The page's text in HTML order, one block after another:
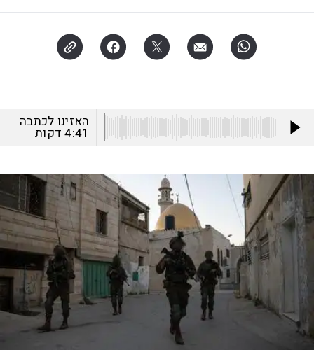
האזינו לכתבה
4:41דקות